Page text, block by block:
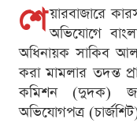
শে য়ারবাজারে
অভিযোগে
অধিনায়ক সাকিব
করা মামলার তদন্ত
কমিশন (দুদক)
অভিযোগপত্র